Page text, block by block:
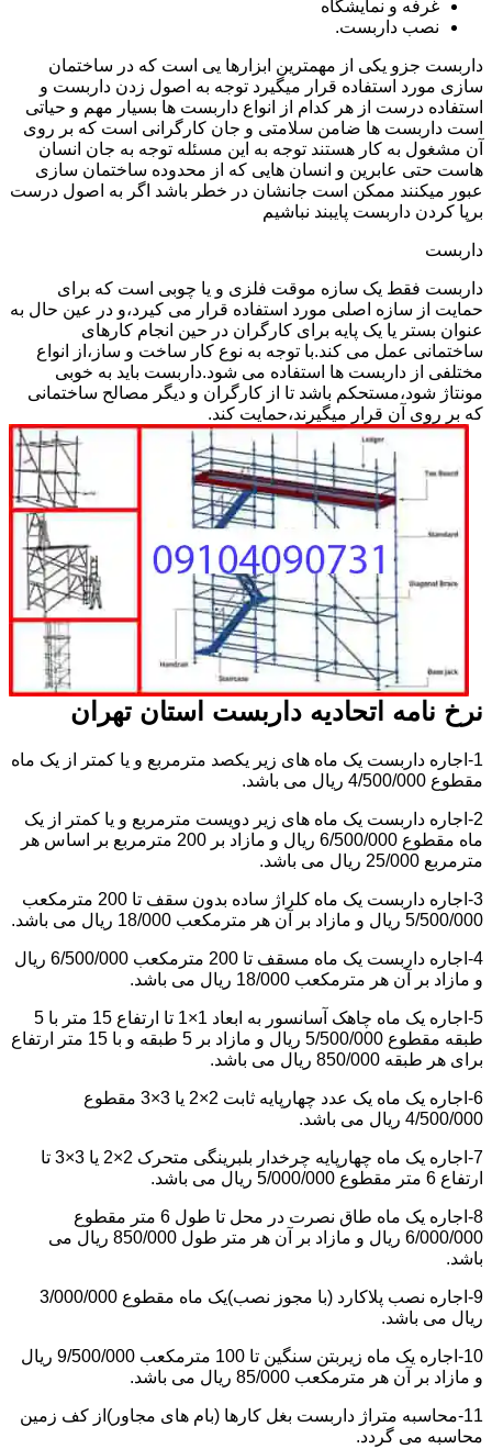
غرفه و نمایشگاه
نصب داربست.
داربست جزو یکی از مهمترین ابزارها یی است که در ساختمان
سازی مورد استفاده قرار میگیرد توجه به اصول زدن داربست و
استفاده درست از هر کدام از انواع داربست ها بسیار مهم و حیاتی
است داربست ها ضامن سلامتی و جان کارگرانی است که بر روی
آن مشغول به کار هستند توجه به این مسئله توجه به جان انسان
هاست حتی عابرین و انسان هایی که از محدوده ساختمان سازی
عبور میکنند ممکن است جانشان در خطر باشد اگر به اصول درست
برپا کردن داربست پایبند نباشیم
داربست
داربست فقط یک سازه موقت فلزی و یا چوبی است که برای
حمایت از سازه اصلی مورد استفاده قرار می کیرد،و در عین حال به
عنوان بستر یا یک پایه برای کارگران در حین انجام کارهای
ساختمانی عمل می کند.با توجه به نوع کار ساخت و ساز،از انواع
مختلفی از داربست ها استفاده می شود.داربست باید به خوبی
مونتاژ شود،مستحکم باشد تا از کارگران و دیگر مصالح ساختمانی
که بر روی آن قرار میگیرند،حمایت کند.
نرخ نامه اتحادیه داربست استان تهران
1-اجاره داربست یک ماه های زیر یکصد مترمربع و یا کمتر از یک ماه
مقطوع 4/500/000 ریال می باشد.
2-اجاره داربست یک ماه های زیر دویست مترمربع و یا کمتر از یک
ماه مقطوع 6/500/000 ریال و مازاد بر 200 مترمربع بر اساس هر
مترمربع 25/000 ریال می باشد.
3-اجاره داربست یک ماه کلراژ ساده بدون سقف تا 200 مترمکعب
5/500/000 ریال و مازاد بر آن هر مترمکعب 18/000 ریال می باشد.
4-اجاره داربست یک ماه مسقف تا 200 مترمکعب 6/500/000 ریال
و مازاد بر آن هر مترمکعب 18/000 ریال می باشد.
5-اجاره یک ماه چاهک آسانسور به ابعاد 1×1 تا ارتفاع 15 متر با 5
طبقه مقطوع 5/500/000 ریال و مازاد بر 5 طبقه و با 15 متر ارتفاع
برای هر طبقه 850/000 ریال می باشد.
6-اجاره یک ماه یک عدد چهارپایه ثابت 2×2 یا 3×3 مقطوع
4/500/000 ریال می باشد.
7-اجاره یک ماه چهارپایه چرخدار بلبرینگی متحرک 2×2 یا 3×3 تا
ارتفاع 6 متر مقطوع 5/000/000 ریال می باشد.
8-اجاره یک ماه طاق نصرت در محل تا طول 6 متر مقطوع
6/000/000 ریال و مازاد بر آن هر متر طول 850/000 ریال می
باشد.
9-اجاره نصب پلاکارد (با مجوز نصب)یک ماه مقطوع 3/000/000
ریال می باشد.
10-اجاره یک ماه زیربتن سنگین تا 100 مترمکعب 9/500/000 ریال
و مازاد بر آن هر مترمکعب 85/000 ریال می باشد.
11-محاسبه متراژ داربست بغل کارها (بام های مجاور)از کف زمین
محاسبه می گردد.